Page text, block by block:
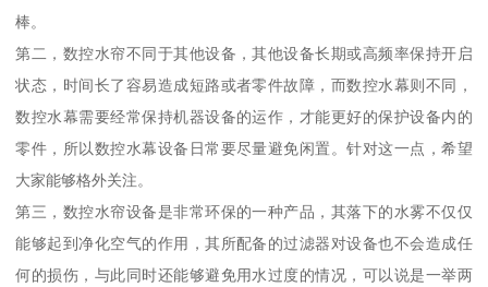
棒。
第二，数控水帘不同于其他设备，其他设备长期或高频率保持开启
状态，时间长了容易造成短路或者零件故障，而数控水幕则不同，
数控水幕需要经常保持机器设备的运作，才能更好的保护设备内的
零件，所以数控水幕设备日常要尽量避免闲置。针对这一点，希望
大家能够格外关注。
第三，数控水帘设备是非常环保的一种产品，其落下的水雾不仅仅
能够起到净化空气的作用，其所配备的过滤器对设备也不会造成任
何的损伤，与此同时还能够避免用水过度的情况，可以说是一举两